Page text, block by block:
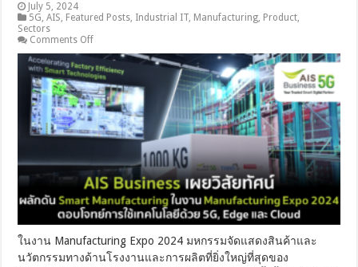
July 5, 2024
5G,AIS, Featured Posts, Industrial IT, Manufacturing, Product,
Sectors
Comments Offon
Business
เผย
วิสัย
ทัศน์
ผลัก
ดัน
Manufacturing
ใน
งาน
Manufacturing
Expo
2024
ตอบ
โจทย์
ในงาน Manufacturing Expo 2024 มหกรรมจัดแสดงสินค้าและ
นวัตกรรมทางด้านโรงงานและการผลิตที่ยิ่งใหญ่ที่สุดของ